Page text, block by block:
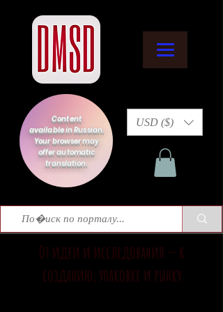
Content
available in Russian.
Your browser may
offer automatic
translation.
USD ($)
От идеи и исследования — к
созданию, упаковке и рынку